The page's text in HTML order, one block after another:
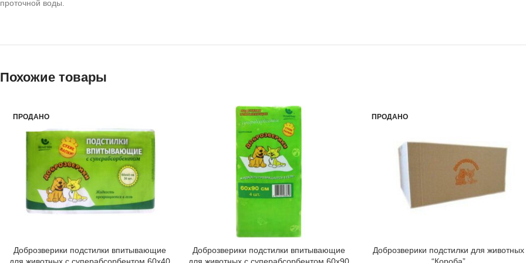
проточной воды.
Похожие товары
ПРОДАНО
Доброзверики подстилки впитывающие
Доброзверики подстилки впитывающие
ПРОДАНО
Доброзверики подстилки для животных